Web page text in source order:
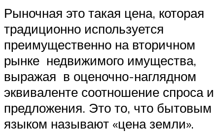
Рыночная это такая цена, которая
традиционно используется
преимущественно на вторичном
рынке недвижимого имущества,
выражая в оценочно-наглядном
эквиваленте соотношение спроса и
предложения. Это то, что бытовым
языком называют «цена земли».